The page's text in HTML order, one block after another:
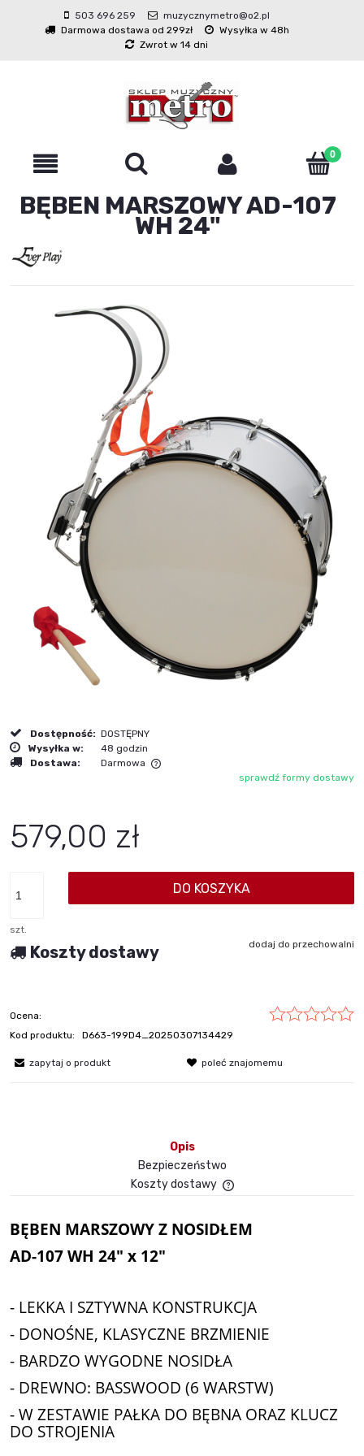
503 696 259
muzycznymetro@o2.pl
Darmowa dostawa od 299zł
Wysyłka w 48h
Zwrot w 14 dni
BĘBEN MARSZOWY AD-107
WH 24"
Dostępność: DOSTĘPNY
Wysyłka w:
48 godzin
Dostawa:
Darmowa
Cena nie zawiera ewentualnych kosztów płatnościsprawdź formy dostawy
579,00 zł
szt.
DO KOSZYKA
dodaj do przechowalni
Koszty dostawy
Ocena:
Kod produktu:
D663-199D4_20250307134429
zapytaj o produkt poleć znajomemu
Opis
Bezpieczeństwo
Koszty dostawy
BĘBEN MARSZOWY Z NOSIDŁEM
AD-107 WH 24" x 12"
- LEKKA I SZTYWNA KONSTRUKCJA
- DONOŚNE, KLASYCZNE BRZMIENIE
- BARDZO WYGODNE NOSIDŁA
- DREWNO: BASSWOOD (6 WARSTW)
- W ZESTAWIE PAŁKA DO BĘBNA ORAZ KLUCZ
DO STROJENIA